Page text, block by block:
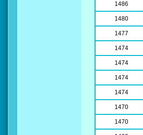
1486
1480
1477
1474
1474
1474
1474
1470
1470